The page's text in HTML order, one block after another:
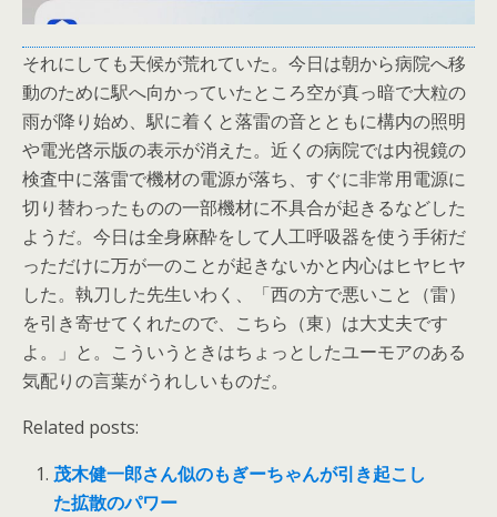
それにしても天候が荒れていた。今日は朝から病院へ移
動のために駅へ向かっていたところ空が真っ暗で大粒の
雨が降り始め、駅に着くと落雷の音とともに構内の照明
や電光啓示版の表示が消えた。近くの病院では内視鏡の
検査中に落雷で機材の電源が落ち、すぐに非常用電源に
切り替わったものの一部機材に不具合が起きるなどした
ようだ。今日は全身麻酔をして人工呼吸器を使う手術だ
っただけに万が一のことが起きないかと内心はヒヤヒヤ
した。執刀した先生いわく、「西の方で悪いこと（雷）
を引き寄せてくれたので、こちら（東）は大丈夫です
よ。」と。こういうときはちょっとしたユーモアのある
気配りの言葉がうれしいものだ。
Related posts:
茂木健一郎さん似のもぎーちゃんが引き起こし
た拡散のパワー